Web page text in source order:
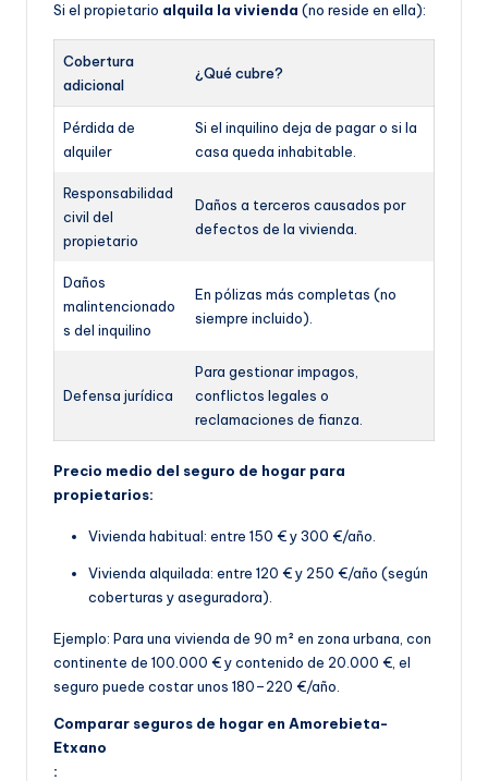
Si el propietario alquila la vivienda (no reside en ella):
Cobertura
adicional
¿Qué cubre?
Pérdida de
alquiler
Si el inquilino deja de pagar o si la
casa queda inhabitable.
Responsabilidad
civil del
propietario
Daños a terceros causados por
defectos de la vivienda.
Daños
malintencionado
s del inquilino
En pólizas más completas (no
siempre incluido).
Defensa jurídica
Para gestionar impagos,
conflictos legales o
reclamaciones de fianza.
Precio medio del seguro de hogar para
propietarios:
Vivienda habitual: entre 150 € y 300 €/año.
Vivienda alquilada: entre 120 € y 250 €/año (según
coberturas y aseguradora).
Ejemplo: Para una vivienda de 90 m² en zona urbana, con
continente de 100.000 € y contenido de 20.000 €, el
seguro puede costar unos 180–220 €/año.
Comparar seguros de hogar en Amorebieta-
Etxano
: